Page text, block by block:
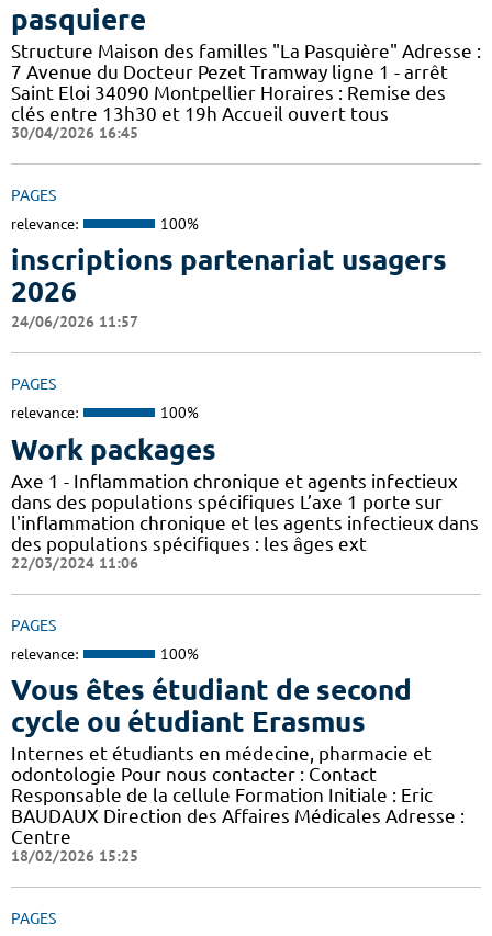
pasquiere
Structure Maison des familles "La Pasquière" Adresse :
7 Avenue du Docteur Pezet Tramway ligne 1 - arrêt
Saint Eloi 34090 Montpellier Horaires : Remise des
clés entre 13h30 et 19h Accueil ouvert tous
30/04/2026 16:45
PAGES
relevance: 100%
inscriptions partenariat usagers
2026
24/06/2026 11:57
PAGES
relevance: 100%
Work packages
Axe 1 - Inflammation chronique et agents infectieux
dans des populations spécifiques L’axe 1 porte sur
l'inflammation chronique et les agents infectieux dans
des populations spécifiques : les âges ext
22/03/2024 11:06
PAGES
relevance: 100%
Vous êtes étudiant de second
cycle ou étudiant Erasmus
Internes et étudiants en médecine, pharmacie et
odontologie Pour nous contacter : Contact
Responsable de la cellule Formation Initiale : Eric
BAUDAUX Direction des Affaires Médicales Adresse :
Centre
18/02/2026 15:25
PAGES